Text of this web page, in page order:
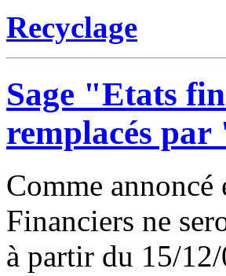
Recyclage
Sage "Etats
remplacés
Comme
Financiers ne
à partir du 15/